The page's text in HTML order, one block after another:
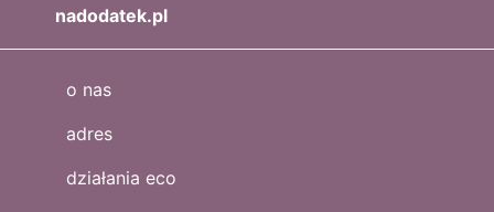
nadodatek.pl
o nas
adres
działania eco